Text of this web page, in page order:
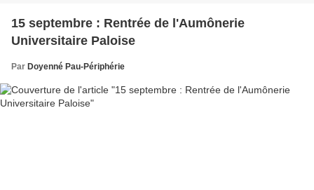
15 septembre : Rentrée de l'Aumônerie
Universitaire Paloise
Par Doyenné Pau-Périphérie